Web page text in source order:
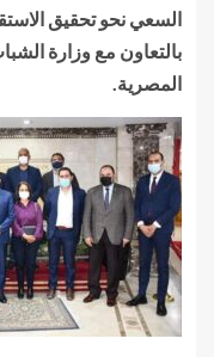
السعي نحو تحقيق
بالتعاون مع وزارة
المصرية.